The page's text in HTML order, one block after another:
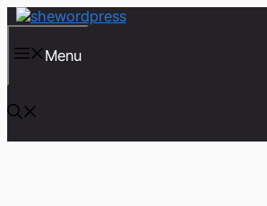
컨
츠
건
너
뛰
기
Menu